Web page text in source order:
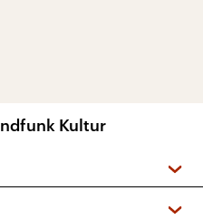
Kultur